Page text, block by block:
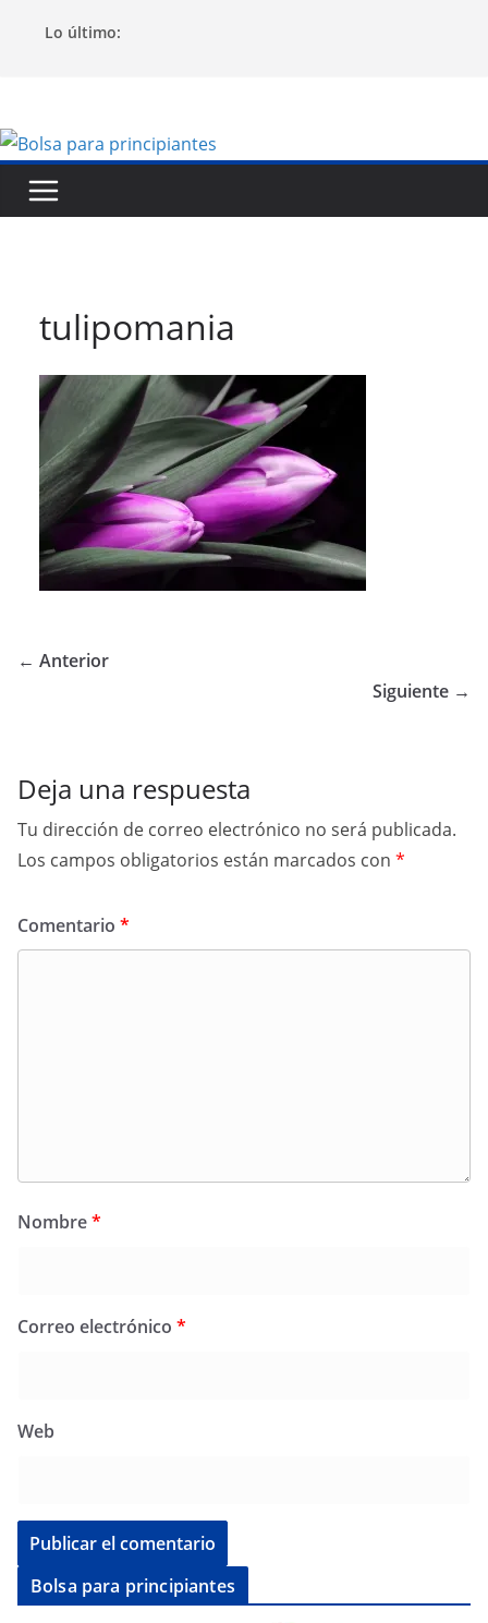
Lo último:
tulipomania
← Anterior
Siguiente →
Deja una respuesta
Tu dirección de correo electrónico no será publicada.
Los campos obligatorios están marcados con *
Comentario *
Nombre*
Correo electrónico *
Web
Bolsa para principiantes